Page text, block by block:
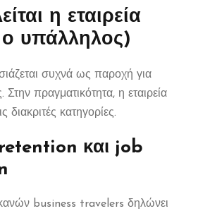
η εταιρεία
υπάλληλος)
συχνά ως παροχή για
Στην πραγματικότητα, η εταιρεία
διακριτές κατηγορίες.
και job
business travelers δηλώνει